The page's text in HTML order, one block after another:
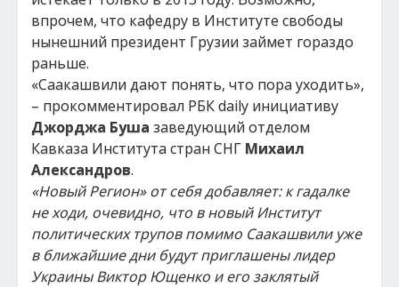
впрочем, что кафедру в Институте свободы
нынешний президент Грузии займет гораздо
раньше.
«Саакашвили дают понять, что пора уходить»,
– прокомментировал РБК daily инициативу
Джорджа Буша заведующий отделом
Кавказа Института стран СНГ Михаил
Александров.
«Новый Регион» от себя добавляет: к гадалке
не ходи, очевидно, что в новый Институт
политических трупов помимо Саакашвили уже
в ближайшие дни будут приглашены лидер
Украины Виктор Ющенко и его заклятый